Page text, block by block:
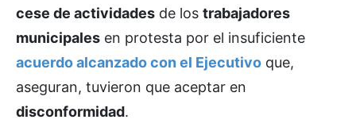
cese de actividades de los trabajadores
municipales en protesta por el insuficiente
acuerdo alcanzado con el Ejecutivo que,
aseguran, tuvieron que aceptar en
disconformidad.